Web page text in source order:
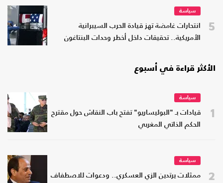
5
سياسة
انتحارات غامضة تهز قيادة الحرب السيبرانية
الأمريكية.. تحقيقات داخل أخطر وحدات البنتاغون
الأكثر قراءة في أسبوع
1
سياسة
قيادات بـ "البوليساريو" تفتح باب النقاش حول مقترح
الحكم الذاتي المغربي
2
سياسة
ممثلات يرتدين الزي العسكري.. ودعوات للاصطفاف